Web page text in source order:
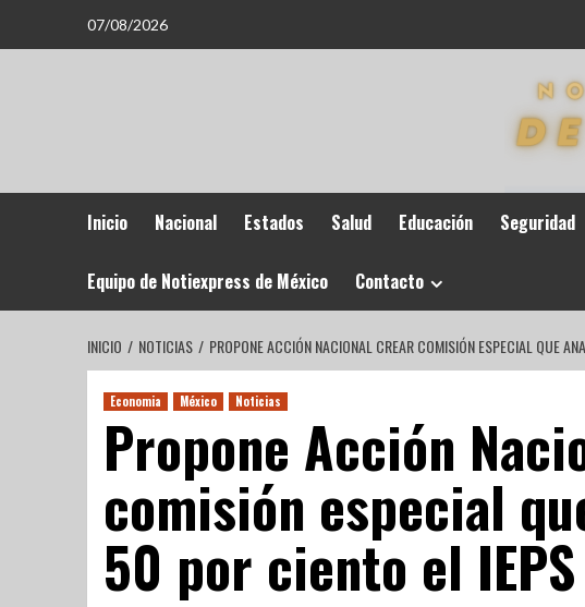
07/08/2026
Inicio Nacional Estados Salud Educación Seguridad
Equipo de Notiexpress de México Contacto
INICIO NOTICIAS PROPONE ACCIÓN NACIONAL CREAR COMISIÓN ESPECIAL QUE
Economia México Noticias
Propone Acción
comisión especial
50 por ciento el